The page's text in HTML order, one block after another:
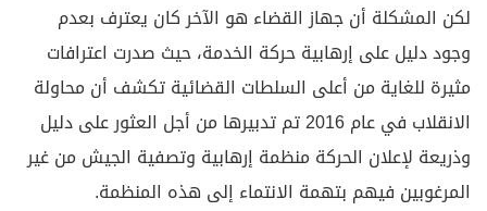
لكن المشكلة أن جهاز القضاء هو الآخر كان يعترف بعدم
وجود دليل على إرهابية حركة الخدمة، حيث صدرت اعترافات
مثيرة للغاية من أعلى السلطات القضائية تكشف أن محاولة
الانقلاب في عام 2016 تم تدبيرها من أجل العثور على دليل
وذريعة لإعلان الحركة منظمة إرهابية وتصفية الجيش من غير
المرغوبين فيهم بتهمة الانتماء إلى هذه المنظمة.